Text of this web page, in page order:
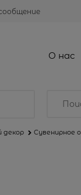
О нас
декор Сувенирное